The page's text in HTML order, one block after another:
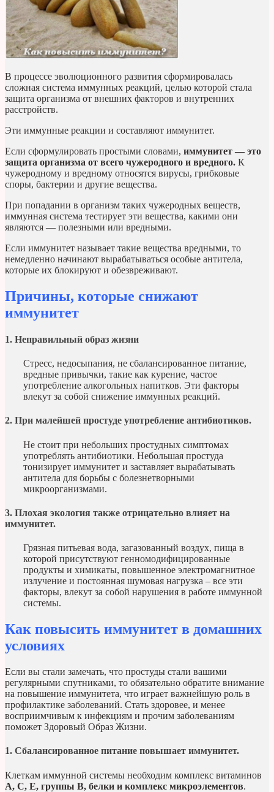
В процессе эволюционного развития сформировалась
сложная система иммунных реакций, целью которой стала
защита организма от внешних факторов и внутренних
расстройств.
Эти иммунные реакции и составляют иммунитет.
Если сформулировать простыми словами, иммунитет — это
защита организма от всего чужеродного и вредного. К
чужеродному и вредному относятся вирусы, грибковые
споры, бактерии и другие вещества.
При попадании в организм таких чужеродных веществ,
иммунная система тестирует эти вещества, какими они
являются — полезными или вредными.
Если иммунитет называет такие вещества вредными, то
немедленно начинают вырабатываться особые антитела,
которые их блокируют и обезвреживают.
Причины, которые снижают
иммунитет
1. Неправильный образ жизни
Стресс, недосыпания, не сбалансированное питание,
вредные привычки, такие как курение, частое
употребление алкогольных напитков. Эти факторы
влекут за собой снижение иммунных реакций.
2. При малейшей простуде употребление антибиотиков.
Не стоит при небольших простудных симптомах
употреблять антибиотики. Небольшая простуда
тонизирует иммунитет и заставляет вырабатывать
антитела для борьбы с болезнетворными
микроорганизмами.
3. Плохая экология также отрицательно влияет на
иммунитет.
Грязная питьевая вода, загазованный воздух, пища в
которой присутствуют генномодифицированные
продукты и химикаты, повышенное электромагнитное
излучение и постоянная шумовая нагрузка – все эти
факторы, влекут за собой нарушения в работе иммунной
системы.
Как повысить иммунитет в домашних
условиях
Если вы стали замечать, что простуды стали вашими
регулярными спутниками, то обязательно обратите внимание
на повышение иммунитета, что играет важнейшую роль в
профилактике заболеваний. Стать здоровее, и менее
восприимчивым к инфекциям и прочим заболеваниям
поможет Здоровый Образ Жизни.
1. Сбалансированное питание повышает иммунитет.
Клеткам иммунной системы необходим комплекс витаминов
А, С, Е, группы В, белки и комплекс микроэлементов.